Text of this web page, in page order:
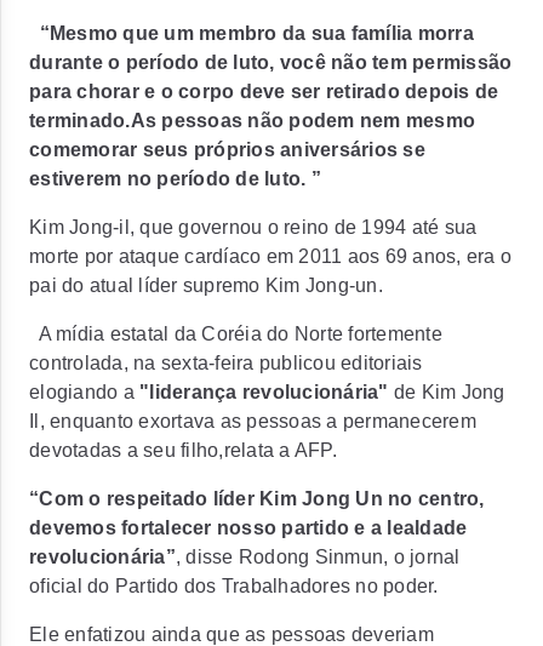
“Mesmo que um membro da sua família morra
durante o período de luto, você não tem permissão
para chorar e o corpo deve ser retirado depois de
terminado.As pessoas não podem nem mesmo
comemorar seus próprios aniversários se
estiverem no período de luto. ”
Kim Jong-il, que governou o reino de 1994 até sua
morte por ataque cardíaco em 2011 aos 69 anos, era o
pai do atual líder supremo Kim Jong-un.
A mídia estatal da Coréia do Norte fortemente
controlada, na sexta-feira publicou editoriais
elogiando a "liderança revolucionária" de Kim Jong
Il, enquanto exortava as pessoas a permanecerem
devotadas a seu filho,relata a AFP.
“Com o respeitado líder Kim Jong Un no centro,
devemos fortalecer nosso partido e a lealdade
revolucionária”, disse Rodong Sinmun, o jornal
oficial do Partido dos Trabalhadores no poder.
Ele enfatizou ainda que as pessoas deveriam